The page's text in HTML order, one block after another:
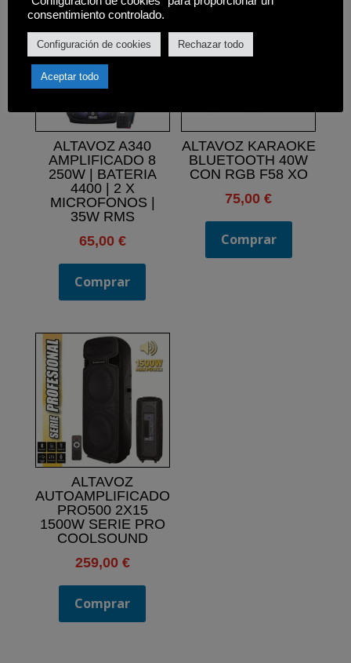
ALTAVOZ A340
AMPLIFICADO 8
250W | BATERIA
4400 | 2 X
MICROFONOS |
35W RMS
65,00 €
Comprar
ALTAVOZ KARAOKE
BLUETOOTH 40W
CON RGB F58 XO
75,00€
Comprar
ALTAVOZ
AUTOAMPLIFICADO
PRO500 2X15
1500W SERIE PRO
COOLSOUND
259,00 €
Comprar
consentimiento controlado.
Configuración de cookies Rechazar todo
Aceptar todo